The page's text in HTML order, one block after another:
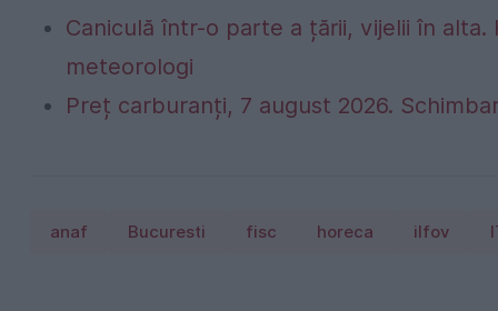
Caniculă într-o parte a țării, vijelii în
meteorologi
Preț carburanți, 7 august 2026.
anaf Bucuresti fisc horeca ilfov